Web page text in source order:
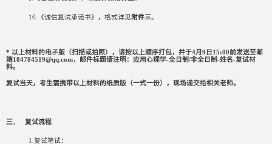
10. 《诚信复试承诺书》，格式详见 附件三。
* 以上材料的电子版（扫描或拍照），请按以上顺序打包，并于4月9 日15:00前发送至邮
箱184784519@qq.com，邮件标题请注明：应用心理学-全日制/非全日制-姓名-复试材
料。
复试当天，考生需携带以上材料的纸质版（一式一份），现场递交给相关老师。
三、 复试流程
1. 复试笔试：